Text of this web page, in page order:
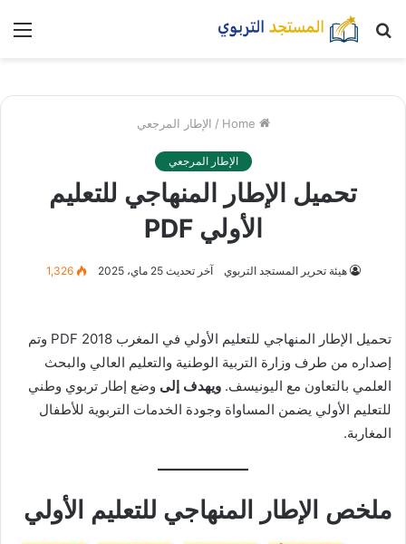
بحث
/ الإطار المرجعي
الإطار المرجعي
تحميل الإطار المنهاجي للتعليم
الأولي PDF
هيئة تحرير المستجد التربوي آخر تحديث 25 ماي، 2025 1,326
تحميل الإطار المنهاجي للتعليم الأولي في المغرب PDF 2018 وتم
إصداره من طرف وزارة التربية الوطنية والتعليم العالي والبحث
العلمي بالتعاون مع اليونيسف. ويهدف إلى وضع إطار تربوي وطني
للتعليم الأولي يضمن المساواة وجودة الخدمات التربوية للأطفال
المغاربة.
ملخص الإطار المنهاجي للتعليم الأولي